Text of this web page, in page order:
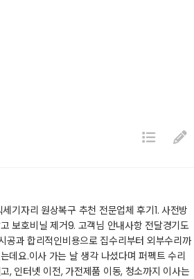
기자리 원상복구 추천 전문업체 후기​1. 사전방
보호비닐 제거9. 고객님 안내사항 전달경기도
과 합리적인비용으로 집수리부터 외부수리까
데요.​이사 가는 날 생각 나셨다며 퍼펙트 수리
, 인터넷 이전, 가전제품 이동, 청소까지 이사는